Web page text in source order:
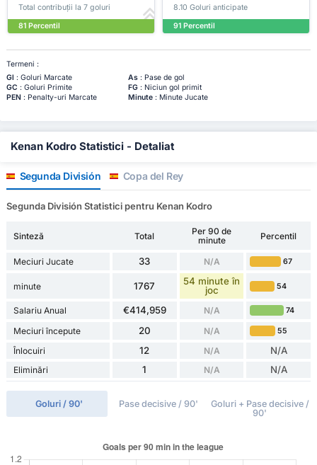
Total contribuții la 7 goluri
81 Percentil
8.10 Goluri anticipate
91 Percentil
Termeni :
Gl : Goluri Marcate As: Pase de gol
GC : Goluri Primite FG: Niciun gol primit
PEN: Penalty-uri Marcate Minute: Minute Jucate
Kenan Kodro Statistici - Detaliat
Segunda División Copa del Rey
Segunda División Statistici pentru Kenan Kodro
Sinteză Total
Per 90 de
minute
Percentil
Meciuri Jucate 33 N/A 67
minute 1767
54 minute în
joc
54
Salariu Anual €414,959 N/A 74
Meciuri începute 20 N/A 55
Înlocuiri 12 N/A N/A
Eliminări 1 N/A N/A
Goluri / 90' Pase decisive / 90'
Goluri + Pase decisive /
90'